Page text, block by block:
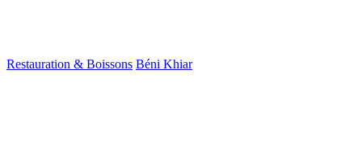
Restauration & Boissons Béni Khiar